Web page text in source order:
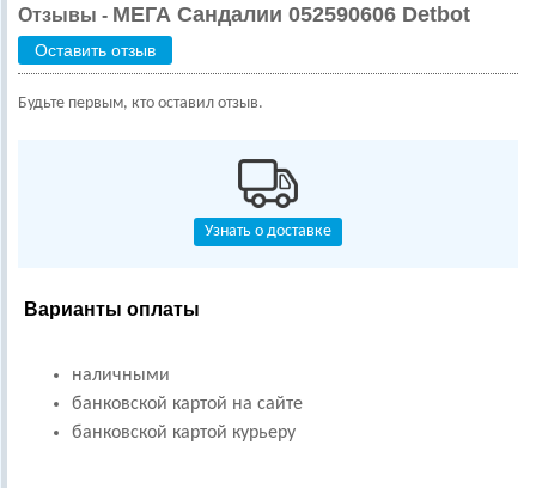
Отзывы - МЕГА Сандалии 052590606 Detbot
Оставить отзыв
Будьте первым, кто оставил отзыв.
Узнать о доставке
Варианты оплаты
наличными
банковской картой на сайте
банковской картой курьеру